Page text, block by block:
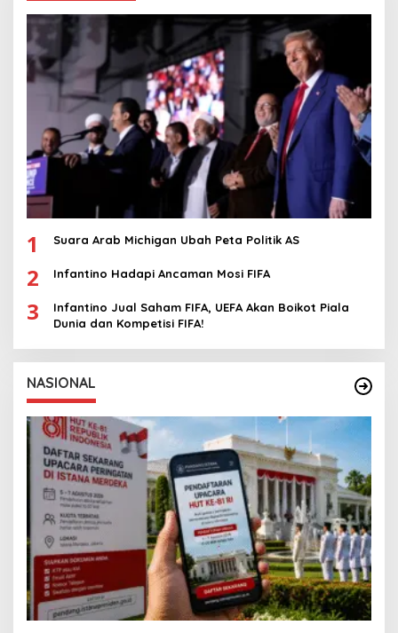
1 Suara Arab Michigan Ubah Peta Politik AS
2 Infantino Hadapi Ancaman Mosi FIFA
3
Infantino Jual Saham FIFA, UEFA Akan Boikot Piala
Dunia dan Kompetisi FIFA!
NASIONAL